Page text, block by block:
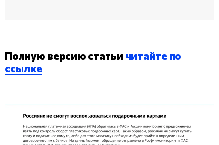
Полную версию статьи читайте по
ссылке